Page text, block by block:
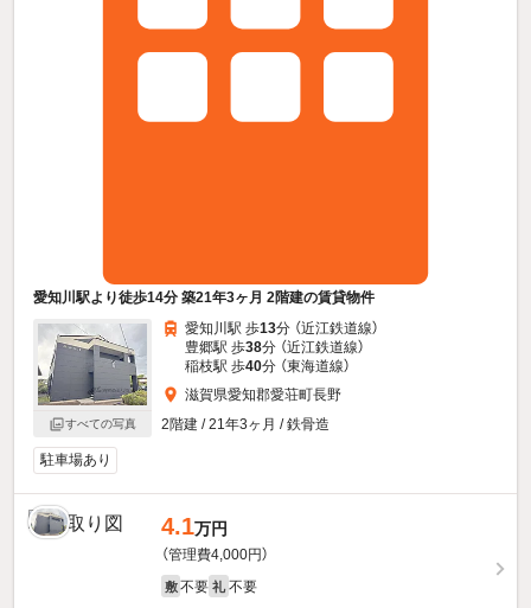
愛知川駅より徒歩14分 築21年3ヶ月 2階建の賃貸物件
すべての写真
愛知川駅 歩13分 （近江鉄道線）
豊郷駅 歩38分 （近江鉄道線）
稲枝駅 歩40分 （東海道線）
滋賀県愛知郡愛荘町長野
2階建 / 21年3ヶ月 / 鉄骨造
駐車場あり
4.1万円
（管理費4,000円）
敷 不要 礼 不要